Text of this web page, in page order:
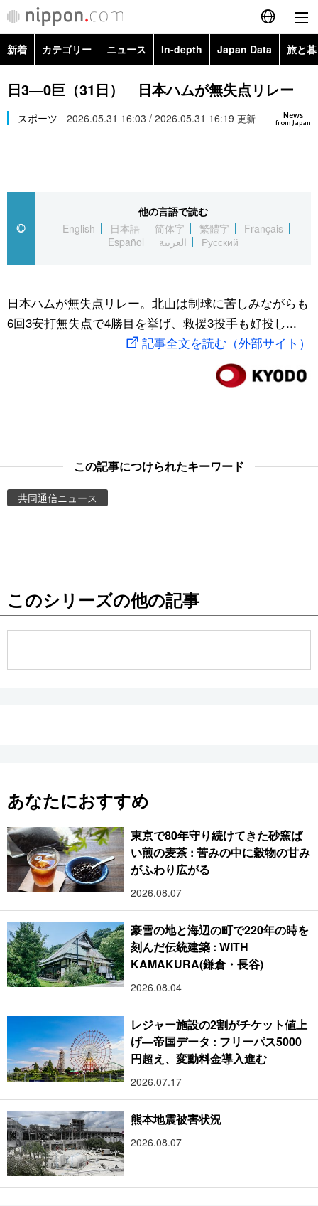
English
简体字
繁體字
العربية
社会
スポーツ・東京2020
旅と暮らし
Images
新着 カテゴリー ニュース In-depth Japan Data 旅と
政治・外交
経済・ビジネス
社会
文化
科学・技術
暮らし
Topics
Images
お知らせ
日3―0巨（31日） 日本ハムが無失点リレー
News
from Japan
スポーツ 2026.05.31 16:03 / 2026.05.31 16:19 更新
他の言語で読む
English
日本語 简体字 繁體字
Français
Español
العربية Русский
日本ハムが無失点リレー。北山は制球に苦しみながらも
6回3安打無失点で4勝目を挙げ、救援3投手も好投し...
記事全文を読む（外部サイト）
この記事につけられたキーワード
共同通信ニュース
このシリーズの他の記事
あなたにおすすめ
東京で80年守り続けてきた砂窯ば
い煎の麦茶 : 苦みの中に穀物の甘み
がふわり広がる
2026.08.07
豪雪の地と海辺の町で220年の時を
刻んだ伝統建築 : WITH
KAMAKURA(鎌倉・長谷)
2026.08.04
レジャー施設の2割がチケット値上
げ―帝国データ : フリーパス5000
円超え、変動料金導入進む
2026.07.17
熊本地震被害状況
2026.08.07